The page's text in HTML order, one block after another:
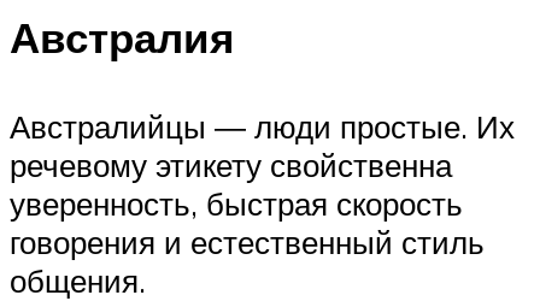
Австралия
Австралийцы ― люди простые. Их
речевому этикету свойственна
уверенность, быстрая скорость
говорения и естественный стиль
общения.